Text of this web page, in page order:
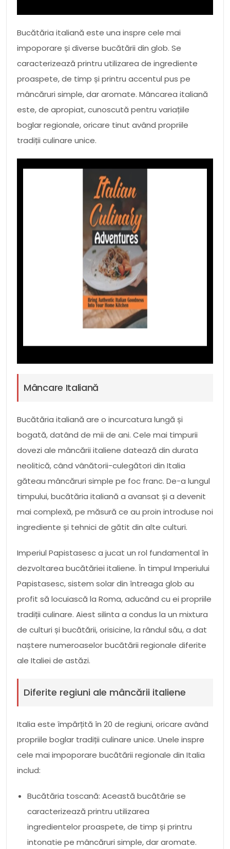
Bucătăria italiană este una inspre cele mai
impoporare și diverse bucătării din glob. Se
caracterizează printru utilizarea de ingrediente
proaspete, de timp și printru accentul pus pe
mâncăruri simple, dar aromate. Mâncarea italiană
este, de apropiat, cunoscută pentru variațiile
boglar regionale, oricare tinut având propriile
tradiții culinare unice.
Mâncare Italiană
Bucătăria italiană are o incurcatura lungă și
bogată, datând de mii de ani. Cele mai timpurii
dovezi ale mâncării italiene datează din durata
neolitică, când vânătorii-culegători din Italia
găteau mâncăruri simple pe foc franc. De-a lungul
timpului, bucătăria italiană a avansat și a devenit
mai complexă, pe măsură ce au proin introduse noi
ingrediente și tehnici de gătit din alte culturi.
Imperiul Papistasesc a jucat un rol fundamental în
dezvoltarea bucătăriei italiene. În timpul Imperiului
Papistasesc, sistem solar din întreaga glob au
profit să locuiască la Roma, aducând cu ei propriile
tradiții culinare. Aiest silinta a condus la un mixtura
de culturi și bucătării, orisicine, la rândul său, a dat
naștere numeroaselor bucătării regionale diferite
ale Italiei de astăzi.
Diferite regiuni ale mâncării italiene
Italia este împărțită în 20 de regiuni, oricare având
propriile boglar tradiții culinare unice. Unele inspre
cele mai impoporare bucătării regionale din Italia
includ:
Bucătăria toscană: Această bucătărie se
caracterizează printru utilizarea
ingredientelor proaspete, de timp și printru
intonatie pe mâncăruri simple, dar aromate.